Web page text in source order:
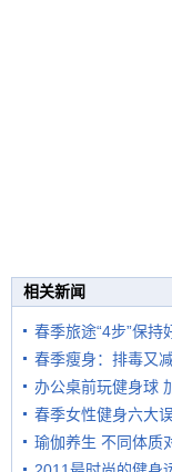
相关新闻
春季旅途“4步”保持
春季瘦身：排毒又
办公桌前玩健身球
春季女性健身六大
瑜伽养生 不同体质